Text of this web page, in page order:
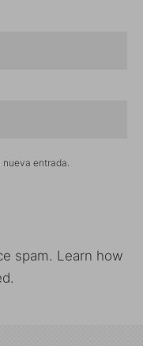
entrada.
spam. Learn how